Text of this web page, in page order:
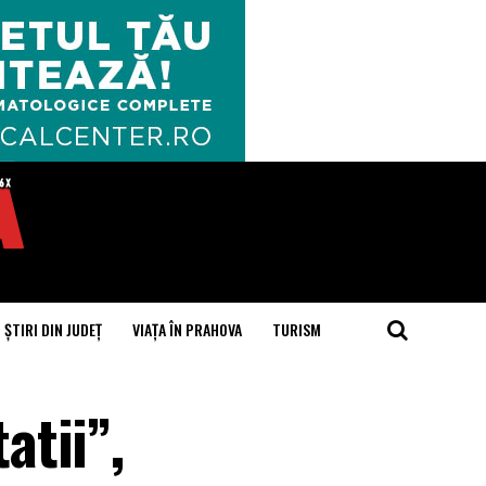
ȘTIRI DIN JUDEȚ VIAȚA ÎN PRAHOVA TURISM